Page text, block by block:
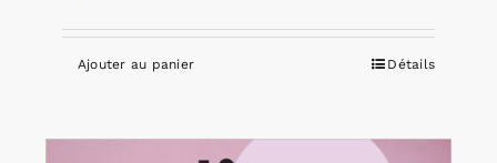
Ajouter au panier Détails